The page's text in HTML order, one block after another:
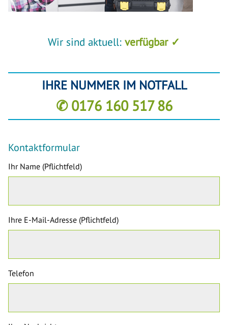
Wir sind aktuell: verfügbar ✓
IHRE NUMMER IM NOTFALL
✆ 0176 160 517 86
Kontaktformular
Ihr Name (Pflichtfeld)
Ihre E-Mail-Adresse (Pflichtfeld)
Telefon